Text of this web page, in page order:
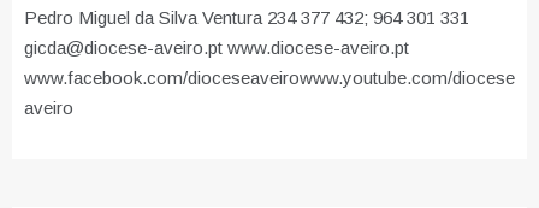
Pedro Miguel da Silva Ventura 234 377 432; 964 301 331
gicda@diocese-aveiro.pt www.diocese-aveiro.pt
www.facebook.com/dioceseaveirowww.youtube.com/diocese
aveiro